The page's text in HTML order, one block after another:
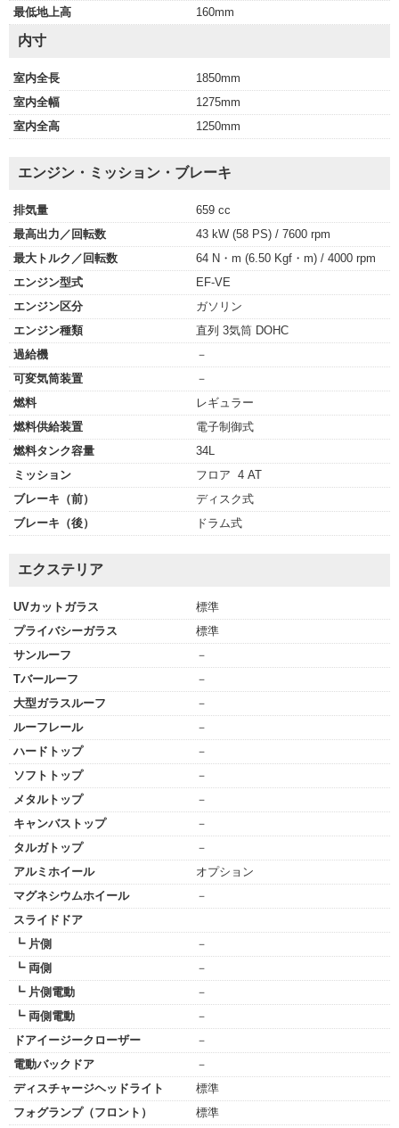
最低地上高 160mm
内寸
室内全長
1850mm
室内全幅
1275mm
室内全高
1250mm
エンジン・ミッション・ブレーキ
排気量
659 cc
最高出力／回転数
43 kW (58 PS) / 7600 rpm
最大トルク／回転数
64 N・m (6.50 Kgf・m) / 4000 rpm
エンジン型式
EF-VE
エンジン区分
ガソリン
エンジン種類
直列 3気筒 DOHC
過給機
－
可変気筒装置
－
燃料
レギュラー
燃料供給装置
電子制御式
燃料タンク容量
34L
ミッション
フロア 4 AT
ブレーキ（前）
ディスク式
ブレーキ（後）
ドラム式
エクステリア
UVカットガラス
標準
プライバシーガラス
標準
サンルーフ
－
Tバールーフ
－
大型ガラスルーフ
－
ルーフレール
－
ハードトップ
－
ソフトトップ
－
メタルトップ
－
キャンバストップ
－
タルガトップ
－
アルミホイール
オプション
マグネシウムホイール
－
スライドドア
┗ 片側
－
┗ 両側
－
┗ 片側電動
－
┗ 両側電動
－
ドアイージークローザー
－
電動バックドア
－
ディスチャージヘッドライト
標準
フォグランプ（フロント）
標準